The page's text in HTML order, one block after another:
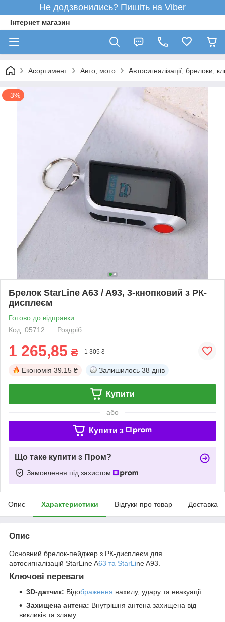
Не додзвонились? Пишіть на Viber
Інтернет магазин
Асортимент Авто, мото Автосигналізації, брелоки,
–3%
Брелок StarLine A63 / A93, 3-кнопковий з РК-
дисплеєм
Готово до відправки
Код: 05712
Роздріб
1 265,85 ₴ 1 305 ₴
Економія 39.15 ₴ Залишилось 38 днів
Купити
або
Купити з
Що таке купити з Пром?
Замовлення під захистом
Опис Характеристики Відгуки про товар Доставка
Опис
Основний брелок-пейджер з РК-дисплеєм для
автосигналізацій StarLine A63 та StarLine A93.
Ключові переваги
3D-датчик: Відображення нахилу, удару та евакуації.
Захищена антена: Внутрішня антена захищена від
викликів та зламу.